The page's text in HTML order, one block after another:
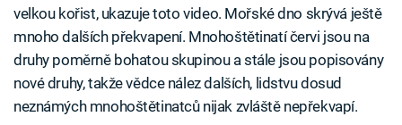
velkou kořist, ukazuje toto video. Mořské dno skrývá ještě
mnoho dalších překvapení. Mnohoštětinatí červi jsou na
druhy poměrně bohatou skupinou a stále jsou popisovány
nové druhy, takže vědce nález dalších, lidstvu dosud
neznámých mnohoštětinatců nijak zvláště nepřekvapí.